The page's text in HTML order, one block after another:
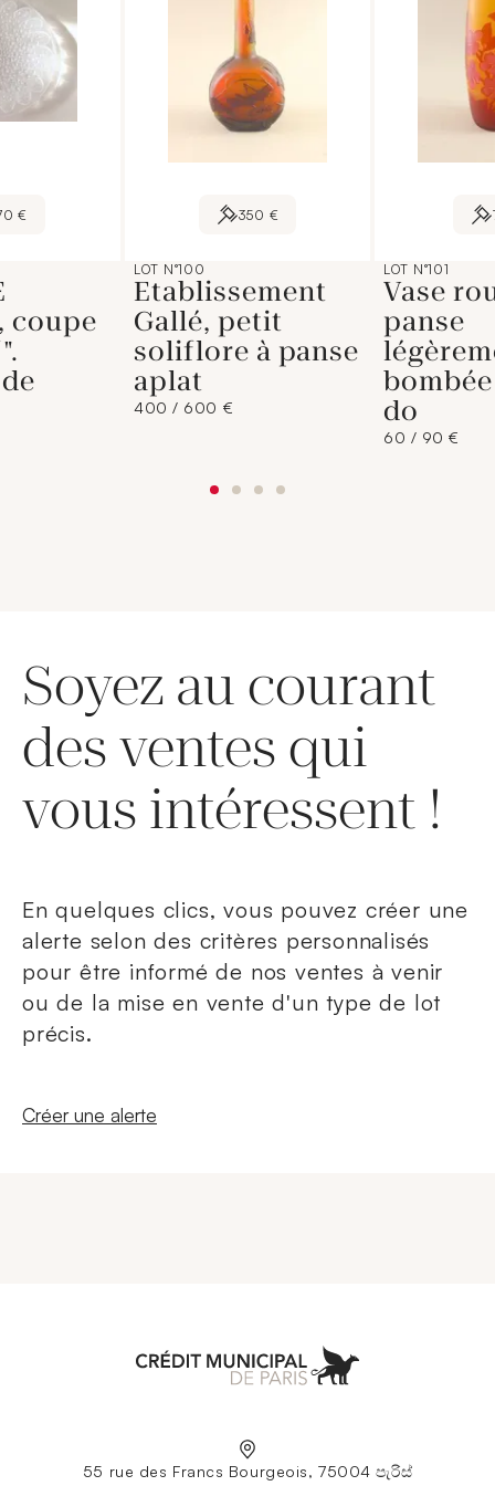
€
coupe
350 €
LOT N°100
Etablissement
Gallé, petit
soliflore à panse
aplat
400 / 600 €
LOT N°101
Vase
panse
do
60 / 90 €
Soyez au courant
des ventes qui
vous intéressent !
En quelques clics, vous pouvez créer une
alerte selon des critères personnalisés
pour être informé de nos ventes à venir
ou de la mise en vente d'un type de lot
précis.
Nouvelle fenêtre
Créer une alerte
55 rue des Francs Bourgeois, 75004 පැරිස්